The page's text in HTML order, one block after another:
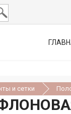
и сетки